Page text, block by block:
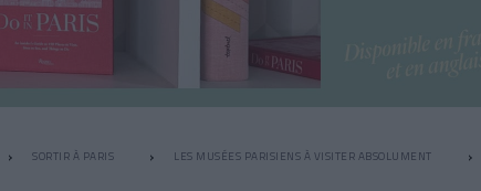
SORTIR À PARIS LES MUSÉES PARISIENS À VISITER ABSOLUMENT